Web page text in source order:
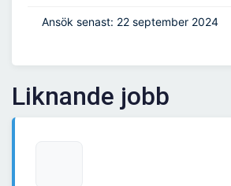
Ansök senast: 22 september 2024
Liknande jobb